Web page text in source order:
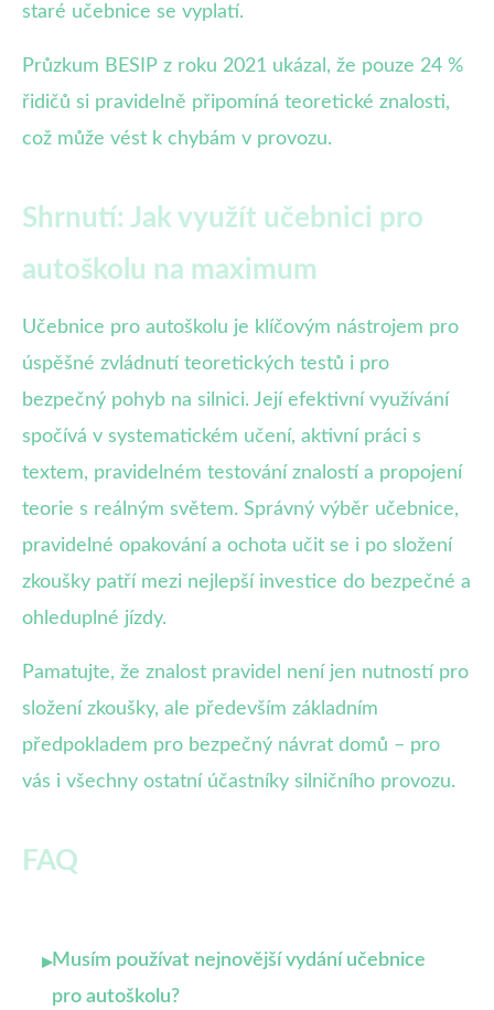
staré učebnice se vyplatí.
Průzkum BESIP z roku 2021 ukázal, že pouze 24 %
řidičů si pravidelně připomíná teoretické znalosti,
což může vést k chybám v provozu.
Shrnutí: Jak využít učebnici pro
autoškolu na maximum
Učebnice pro autoškolu je klíčovým nástrojem pro
úspěšné zvládnutí teoretických testů i pro
bezpečný pohyb na silnici. Její efektivní využívání
spočívá v systematickém učení, aktivní práci s
textem, pravidelném testování znalostí a propojení
teorie s reálným světem. Správný výběr učebnice,
pravidelné opakování a ochota učit se i po složení
zkoušky patří mezi nejlepší investice do bezpečné a
ohleduplné jízdy.
Pamatujte, že znalost pravidel není jen nutností pro
složení zkoušky, ale především základním
předpokladem pro bezpečný návrat domů – pro
vás i všechny ostatní účastníky silničního provozu.
FAQ
▸Musím používat nejnovější vydání učebnice
pro autoškolu?